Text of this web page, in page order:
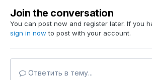
Join the conversation
You can post now and register later. If you
sign in now to post with your account.
Ответить в тему...